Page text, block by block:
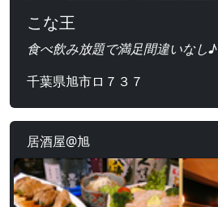
こな王
食べ飲み放題で満足間違いなし♪
千葉県旭市ロ７３７
居酒屋@旭